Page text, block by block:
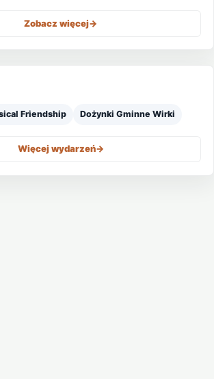
Zobacz więcej->
Friendship Dożynki Gminne Wirki
Więcej wydarzeń->